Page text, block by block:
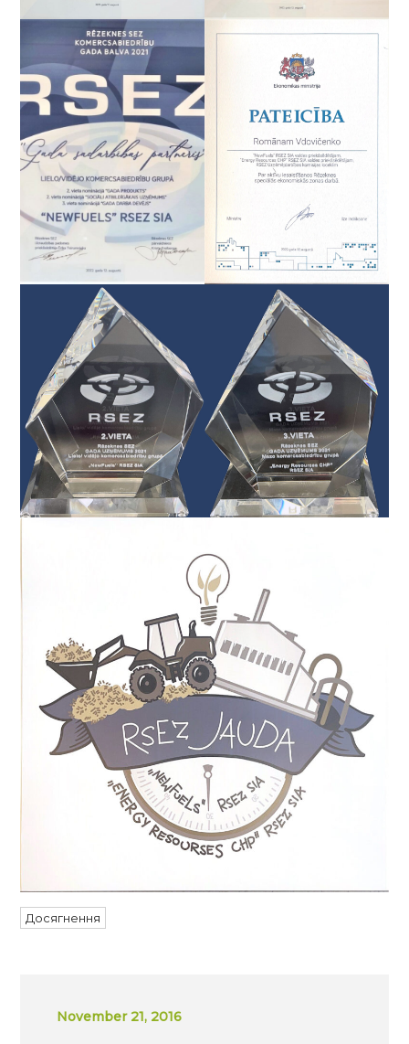
Досягнення
November 21, 2016